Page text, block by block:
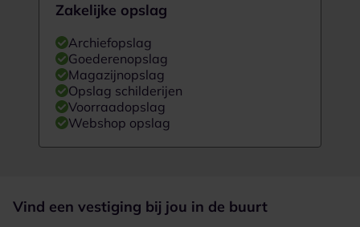
Zakelijke opslag
Archiefopslag
Goederenopslag
Magazijnopslag
Opslag schilderijen
Voorraadopslag
Webshop opslag
Vind een vestiging bij jou in de buurt